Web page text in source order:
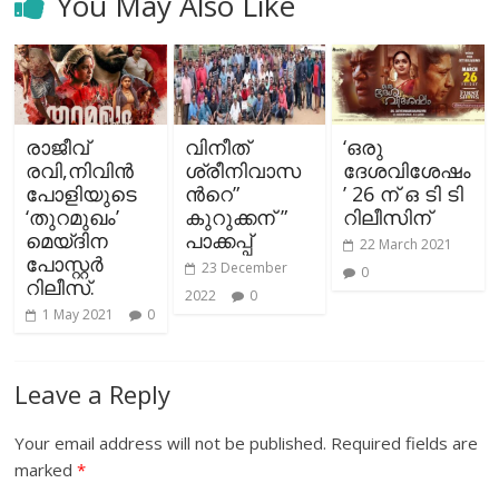
രാജീവ്
രവി,നിവിന്‍
പോളിയുടെ
‘തുറമുഖം’
മെയ്ദിന
പോസ്റ്റർ
റിലീസ്.
1 May 2021 0
വിനീത്
ശ്രീനിവാസ
ന്‍റെ”
കുറുക്കന് ”
പാക്കപ്പ്
23 December
2022
0
‘ഒരു
ദേശവിശേഷം
’ 26 ന് ഒ ടി ടി
റിലീസിന്
22 March 2021
0
Leave a Reply
Your email address will not be published. Required fields are
marked*